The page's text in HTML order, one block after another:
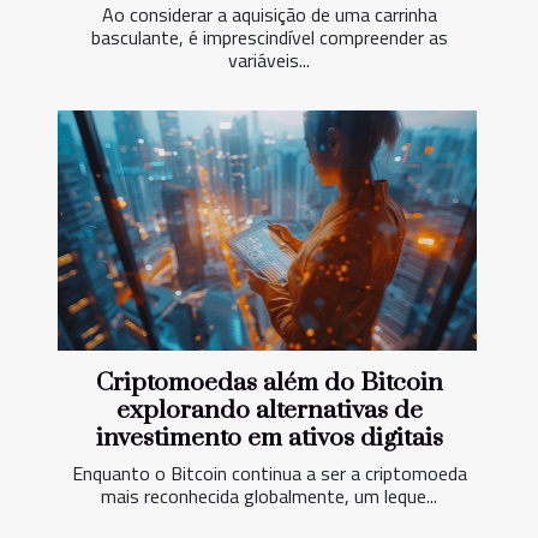
Ao considerar a aquisição de uma carrinha
basculante, é imprescindível compreender as
variáveis...
Criptomoedas além do Bitcoin
explorando alternativas de
investimento em ativos digitais
Enquanto o Bitcoin continua a ser a criptomoeda
mais reconhecida globalmente, um leque...